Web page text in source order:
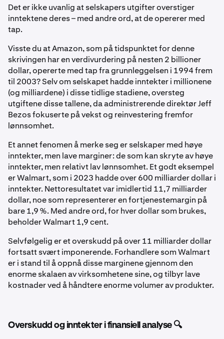
Det er ikke uvanlig at selskapers utgifter overstiger
inntektene deres – med andre ord, at de opererer med
tap.
Visste du at Amazon, som på tidspunktet for denne
skrivingen har en verdivurdering på nesten 2 billioner
dollar, opererte med tap fra grunnleggelsen i 1994 frem
til 2003? Selv om selskapet hadde inntekter i millionene
(og milliardene) i disse tidlige stadiene, oversteg
utgiftene disse tallene, da administrerende direktør Jeff
Bezos fokuserte på vekst og reinvestering fremfor
lønnsomhet.
Et annet fenomen å merke seg er selskaper med høye
inntekter, men lave marginer: de som kan skryte av høye
inntekter, men relativt lav lønnsomhet. Et godt eksempel
er Walmart, som i 2023 hadde over 600 milliarder dollar i
inntekter. Nettoresultatet var imidlertid 11,7 milliarder
dollar, noe som representerer en fortjenestemargin på
bare 1,9 %. Med andre ord, for hver dollar som brukes,
beholder Walmart 1,9 cent.
Selvfølgelig er et overskudd på over 11 milliarder dollar
fortsatt svært imponerende. Forhandlere som Walmart
er i stand til å oppnå disse marginene gjennom den
enorme skalaen av virksomhetene sine, og tilbyr lave
kostnader ved å håndtere enorme volumer av produkter.
Overskudd og inntekter i finansiell analyse 🔍